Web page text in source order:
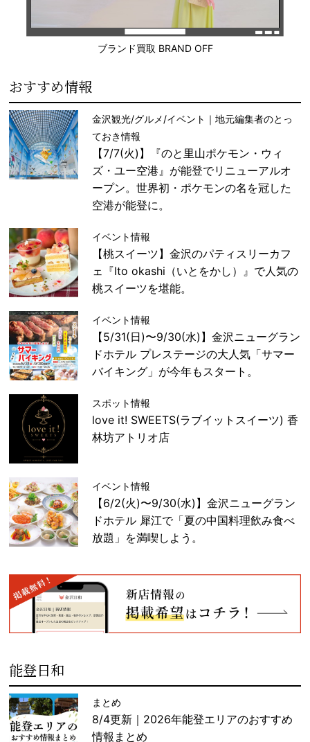
ブランド買取 BRAND OFF
おすすめ情報
金沢観光/グルメ/イベント｜地元編集者のとっ
ておき情報
【7/7(火)】『のと里山ポケモン・ウィ
ズ・ユー空港』が能登でリニューアルオ
ープン。世界初・ポケモンの名を冠した
空港が能登に。
イベント情報
【桃スイーツ】金沢のパティスリーカフ
ェ『Ito okashi（いとをかし）』で人気の
桃スイーツを堪能。
イベント情報
【5/31(日)〜9/30(水)】金沢ニューグラン
ドホテル プレステージの大人気「サマー
バイキング」が今年もスタート。
スポット情報
love it! SWEETS(ラブイットスイーツ) 香
林坊アトリオ店
イベント情報
【6/2(火)〜9/30(水)】金沢ニューグラン
ドホテル 犀江で「夏の中国料理飲み食べ
放題」を満喫しよう。
能登日和
まとめ
8/4更新｜2026年能登エリアのおすすめ
情報まとめ